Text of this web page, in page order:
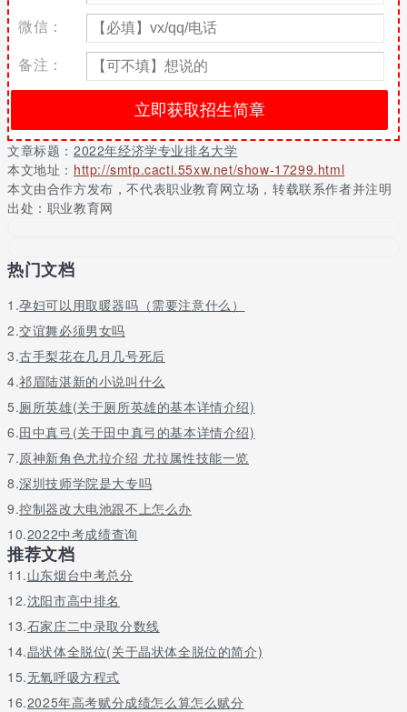
武汉大学
a-
9
西北大学
10
清华大学
中央财经大学
b
13
上海财经大学
b
14
厦门大学
b
15
山东大学
b
16
华中科技大学
19
20
辽宁大学
b
21
东北财经大学
22
福建师范大学
23
江西财经大学
24
中南财经政法大学
b
25
深圳大学
b
26
四川大学
b
27
云南大学
28
首都经济贸易大学
29
东北师范大学
30
31
湘潭大学
32
湖南大学
33
暨南大学
34
华南师范大学
b-
35
陕西师范大学
36
新疆大学
b-
微信：
备注：
文章标题： 2022年经济学专业排名大学
本文地址： http://smtp.cacti.55xw.net/show-17299.html
本文由合作方发布，不代表职业教育网立场，转载联系作者并注明
出处：职业教育网
热门文档
1.孕妇可以用取暖器吗（需要注意什么）
2.交谊舞必须男女吗
3.古手梨花在几月几号死后
4.祁眉陆湛新的小说叫什么
5.厕所英雄(关于厕所英雄的基本详情介绍)
6.田中真弓(关于田中真弓的基本详情介绍)
7.原神新角色尤拉介绍 尤拉属性技能一览
8.深圳技师学院是大专吗
9.控制器改大电池跟不上怎么办
10.2022中考成绩查询
推荐文档
11.山东烟台中考总分
12.沈阳市高中排名
13.石家庄二中录取分数线
14.晶状体全脱位(关于晶状体全脱位的简介)
15.无氧呼吸方程式
16.2025年高考赋分成绩怎么算怎么赋分